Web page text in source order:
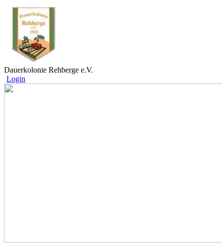
Dauerkolonie Rehberge e.V.
Login